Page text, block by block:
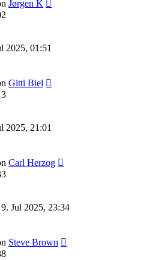
Jørgen K
2025, 01:51
Gitti Biel
2025, 21:01
Carl Herzog
9. Jul 2025, 23:34
Steve Brown